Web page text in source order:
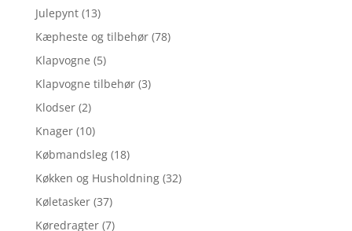
Julepynt (13)
Kæpheste og tilbehør (78)
Klapvogne (5)
Klapvogne tilbehør (3)
Klodser (2)
Knager (10)
Købmandsleg (18)
Køkken og Husholdning (32)
Køletasker (37)
Køredragter (7)